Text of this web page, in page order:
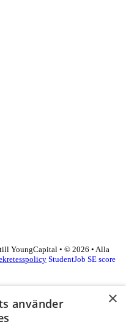
YoungCapital • © 2026 • Alla
StudentJob SE score
×
använder